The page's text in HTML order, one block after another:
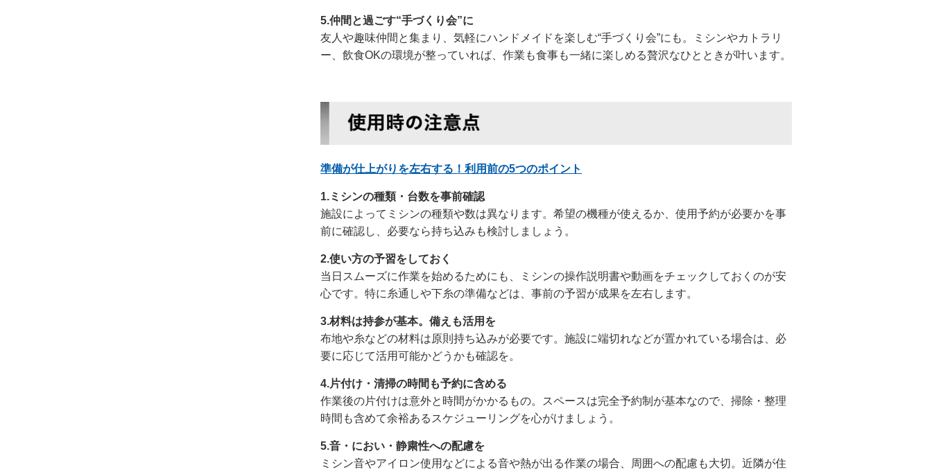
5.仲間と過ごす“手づくり会”に
友人や趣味仲間と集まり、気軽にハンドメイドを楽しむ“手づくり会”にも。ミシンやカトラリ
ー、飲食OKの環境が整っていれば、作業も食事も一緒に楽しめる贅沢なひとときが叶います。
準備が仕上がりを左右する！利用前の5つのポイント
1.ミシンの種類・台数を事前確認
施設によってミシンの種類や数は異なります。希望の機種が使えるか、使用予約が必要かを事
前に確認し、必要なら持ち込みも検討しましょう。
2.使い方の予習をしておく
当日スムーズに作業を始めるためにも、ミシンの操作説明書や動画をチェックしておくのが安
心です。特に糸通しや下糸の準備などは、事前の予習が成果を左右します。
3.材料は持参が基本。備えも活用を
布地や糸などの材料は原則持ち込みが必要です。施設に端切れなどが置かれている場合は、必
要に応じて活用可能かどうかも確認を。
4.片付け・清掃の時間も予約に含める
作業後の片付けは意外と時間がかかるもの。スペースは完全予約制が基本なので、掃除・整理
時間も含めて余裕あるスケジューリングを心がけましょう。
5.音・におい・静粛性への配慮を
ミシン音やアイロン使用などによる音や熱が出る作業の場合、周囲への配慮も大切。近隣が住